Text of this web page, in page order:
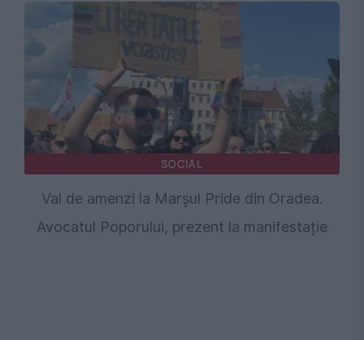
SOCIAL
Val de amenzi la Marșul Pride din Oradea.
Avocatul Poporului, prezent la manifestație